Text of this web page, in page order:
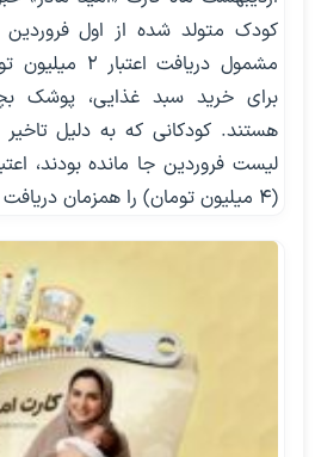
برای خرید سبد غذایی، پوشک
هستند. کودکانی که به دلیل تاخیر
لیست فروردین جا مانده بودند،
(۴ میلیون تومان) را همزمان دریافت می‌کنند.